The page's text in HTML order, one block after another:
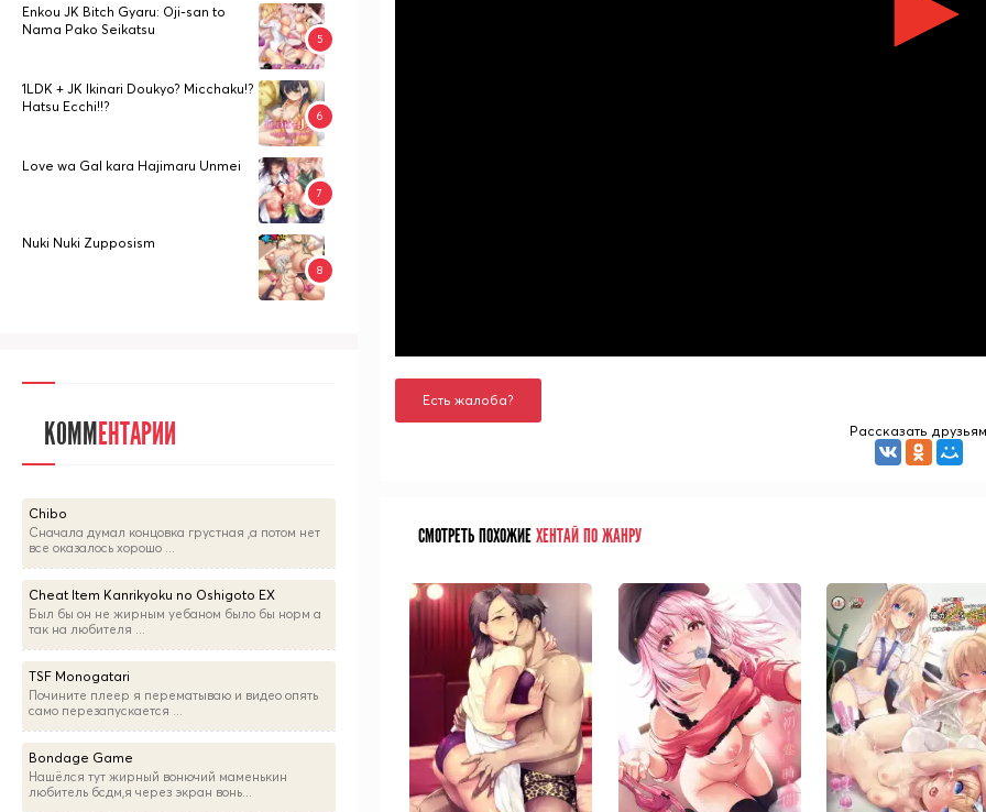
Есть жалоба?
Рассказать друзьям
СМОТРЕТЬ ПОХОЖИЕХЕНТАЙ ПО ЖАНРУ
Enkou JK Bitch Gyaru: Oji-san to
Nama Pako Seikatsu
1LDK + JK Ikinari Doukyo? Micchaku!?
Hatsu Ecchi!!?
Love wa Gal kara Hajimaru Unmei
Nuki Nuki Zupposism
КОММЕНТАРИИ
Chibo
Сначала думал концовка грустная ,а потом нет
все оказалось хорошо ...
Cheat Item Kanrikyoku no Oshigoto EX
Был бы он не жирным уебаном было бы норм а
так на любителя ...
TSF Monogatari
Почините плеер я перематываю и видео опять
само перезапускается ...
Bondage Game
Нашёлся тут жирный вонючий маменькин
любитель бсдм,я через экран вонь...